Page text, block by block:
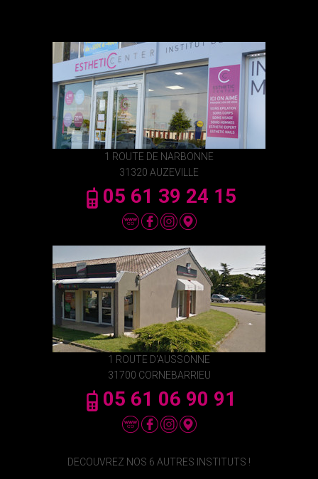
1 ROUTE DE NARBONNE
31320 AUZEVILLE
05 61 39 24 15
1 ROUTE D'AUSSONNE
31700 CORNEBARRIEU
05 61 06 90 91
DECOUVREZ NOS 6 AUTRES INSTITUTS !